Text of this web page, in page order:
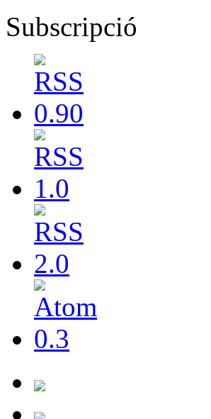
Subscripció